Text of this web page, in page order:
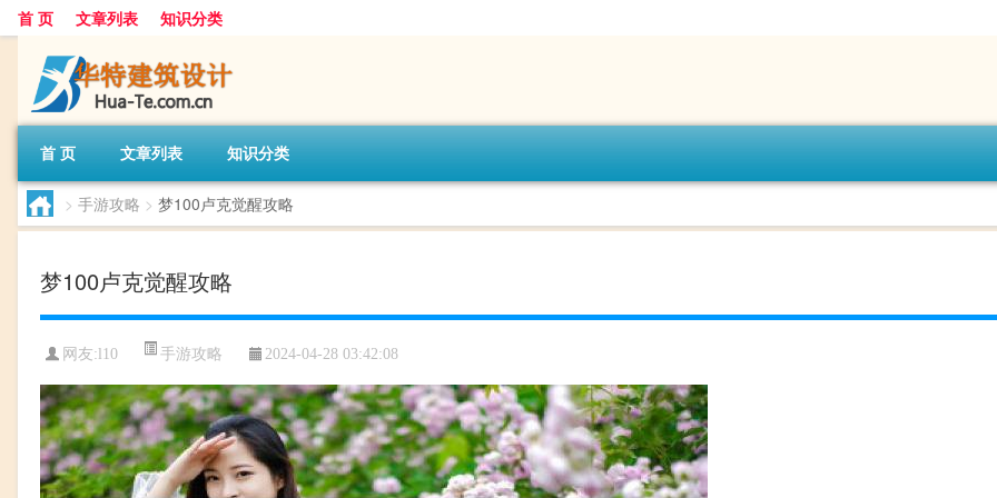
首 页 文章列表 知识分类
首 页 文章列表 知识分类
> 手游攻略 > 梦100卢克觉醒攻略
梦100卢克觉醒攻略
网友: l10 手游攻略 2024-04-28 03:42:08